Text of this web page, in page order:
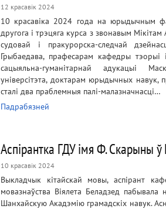
12 красавік 2024
10 красавіка 2024 года на юрыдычным
другога і трэцяга курса з звонавым
судовай і пракурорска-следчай
Грыбаедава, прафесарам кафедры тэорыі
сацыяльна-гуманітарнай адукацыі
універсітэта, доктарам юрыдычных
сталі два праблемныя палі-малазначнасці…
Падрабязней
Аспірантка ГДУ імя Ф. Скарыны
10 красавік 2024
Выкладчык кітайскай мовы, аспірант
мовазнаўства Віялета Беладзед
Шанхайскую Акадэмію грамадскіх навук.